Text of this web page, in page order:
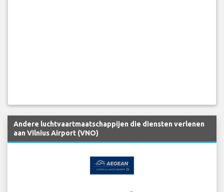
Andere luchtvaartmaatschappijen die diensten verlenen
aan Vilnius Airport (VNO)